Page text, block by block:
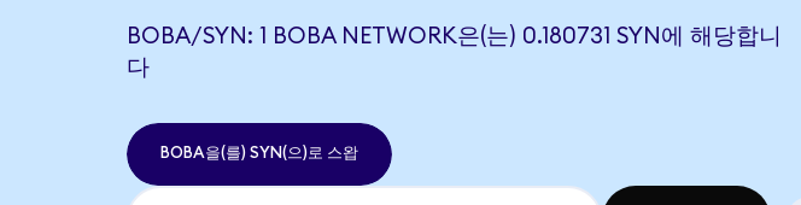
BOBA/SYN: 1 BOBA NETWORK은(는) 0.180731 SYN에 해당합니
다
BOBA을(를) SYN(으)로 스왑